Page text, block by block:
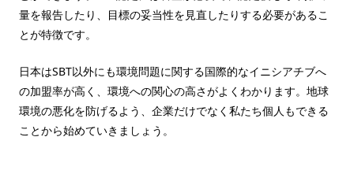
量を報告したり、目標の妥当性を見直したりする必要があるこ
とが特徴です。
日本はSBT以外にも環境問題に関する国際的なイニシアチブへ
の加盟率が高く、環境への関心の高さがよくわかります。地球
環境の悪化を防げるよう、企業だけでなく私たち個人もできる
ことから始めていきましょう。